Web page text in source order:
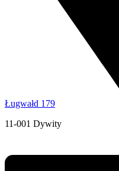
Ługwałd 179
11-001 Dywity